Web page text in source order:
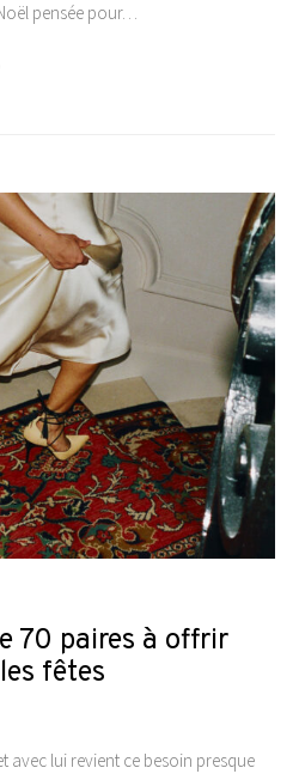
pensée pour…
70 paires à offrir
fêtes
avec lui revient ce besoin presque